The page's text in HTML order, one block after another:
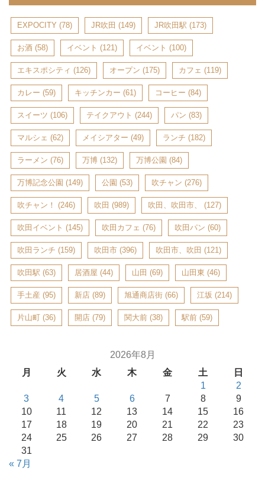
EXPOCITY (78) JR吹田 (149) JR吹田駅 (173)
お酒 (58) イベント (121) イベント (100)
エキスポシティ (126) オープン (175) カフェ (119)
カレー (59) キッチンカー (61) コーヒー (84)
スイーツ (106) テイクアウト (244) パン (83)
マルシェ (62) メイシアター (49) ランチ (182)
ラーメン (76) 万博 (132) 万博公園 (84)
万博記念公園 (149) 公園 (53) 吹チャン (276)
吹チャン！ (246) 吹田 (989) 吹田、吹田市、 (127)
吹田イベント (145) 吹田カフェ (76) 吹田パン (60)
吹田ランチ (159) 吹田市 (396) 吹田市、吹田 (121)
吹田駅 (63) 居酒屋 (44) 山田 (69) 山田東 (46)
手土産 (95) 新店 (89) 旭通商店街 (66) 江坂 (214)
片山町 (36) 開店 (79) 関大前 (38) 駅前 (59)
2026年8月
月
火 水 木 金 土
日
1
2
3
4 5 6 7 8
9
10
11 12 13 14 15
16
17
18 19 20 21 22
23
24
25 26 27 28 29
30
31
« 7月